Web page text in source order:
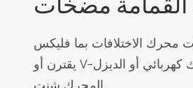
مضخات
بك كما الأساسية الأجهزة ، أو